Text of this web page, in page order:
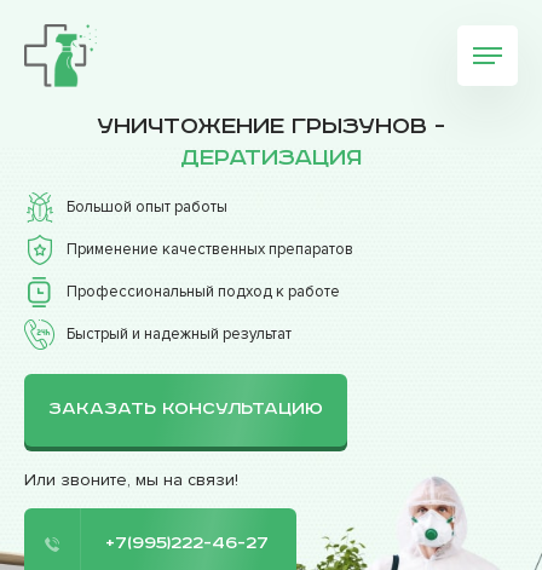
Уничтожение грызунов -
дератизация
Большой опыт работы
Применение качественных препаратов
Профессиональный подход к работе
Быстрый и надежный результат
ЗАКАЗАТЬ КОНСУЛЬТАЦИЮ
Или звоните, мы на связи!
+7(995)222-46-27